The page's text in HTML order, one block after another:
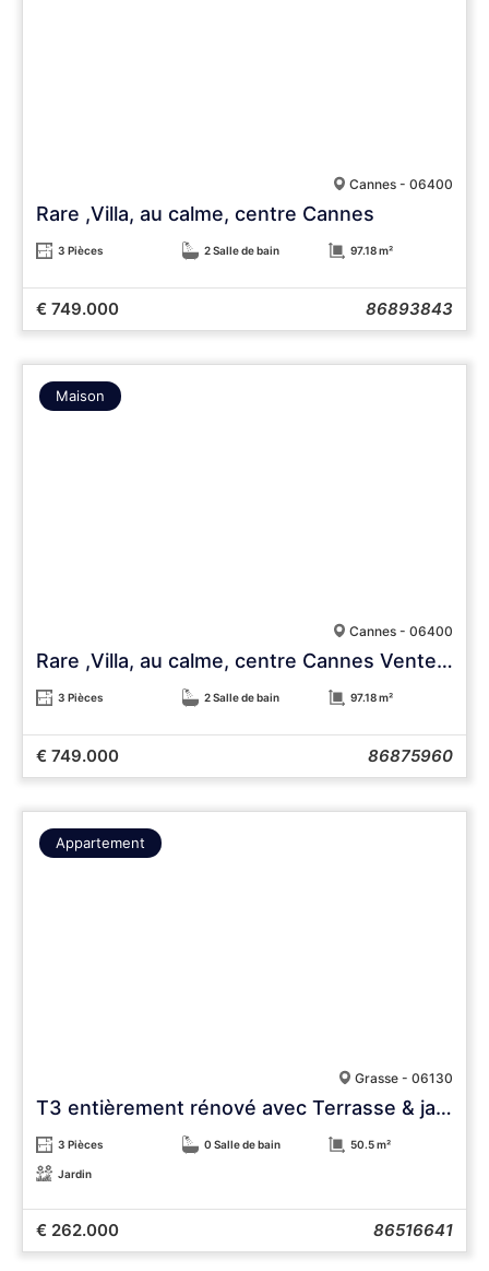
Cannes - 06400
Rare ,Villa, au calme, centre Cannes
3 Pièces 2 Salle de bain 97.18 m²
€ 749.000 86893843
Maison
Cannes - 06400
Rare ,Villa, au calme, centre Cannes Vente Urgente
3 Pièces 2 Salle de bain 97.18 m²
€ 749.000 86875960
Appartement
Grasse - 06130
T3 entièrement rénové avec Terrasse & jardin.
3 Pièces 0 Salle de bain 50.5 m²
Jardin
€ 262.000 86516641